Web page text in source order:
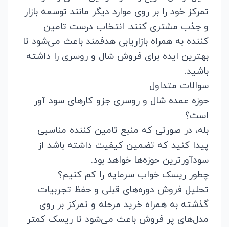
تمرکز خود را بر روی موارد دیگر مانند توسعه بازار
و جذب مشتری کنند. انتخاب درست تامین
کننده به همراه بازاریابی هدفمند باعث می‌شود تا
بهترین ایده برای فروش شال و روسری را داشته
باشید.
سوالات متداول
حوزه عمده شال و روسری جزو کارهای سود آور
است؟
بله، در صورتی که منبع تامین کننده مناسبی
پیدا کنید که تضمین کیفیت داشته باشد از
سودآورترین حوزه‌ها خواهد بود.
چطور ریسک خواب سرمایه را کم کنیم؟
تحلیل فروش دوره‌های قبلی و حفظ تجربیات
گذشته به همراه خرید مرحله و تمرکز بر روی
مدل‌های پر فروش باعث می‌شود تا ریسک کمتر